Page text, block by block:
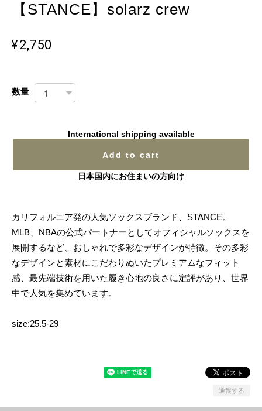
【STANCE】solarz crew
¥2,750
数量
International shipping available
Add to cart
日本国内にお住まいの方向け
カリフォルニア発の人気ソックスブランド、STANCE。
MLB、NBAの公式パートナーとしてオフィシャルソックスを
展開するなど、おしゃれで多彩なデザインが特徴。その多彩
なデザインと素材にこだわりぬいたプレミアムなフィット
感、最先端技術を用いた履き心地の良さに定評があり、世界
中で人気を集めています。
size:25.5-29
通報する